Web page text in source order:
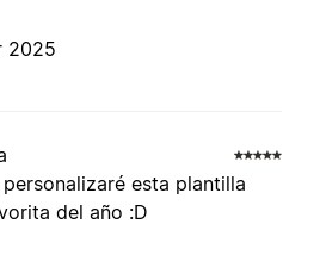
2025
esta plantilla
del año :D